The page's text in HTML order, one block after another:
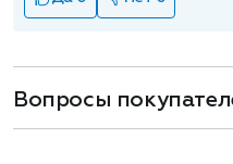
Вопросы